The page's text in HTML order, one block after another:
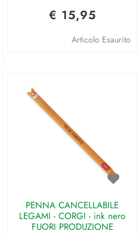
€ 15,95
Articolo Esaurito
PENNA CANCELLABILE
LEGAMI - CORGI - ink nero
FUORI PRODUZIONE